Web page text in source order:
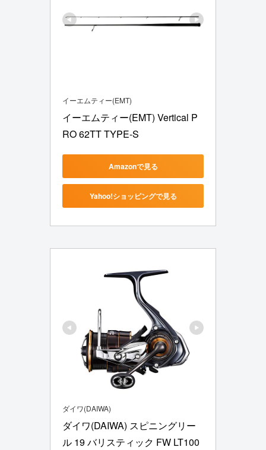
イーエムティー(EMT)
イーエムティー(EMT) Vertical P
RO 62TT TYPE-S
Amazonで見る
Yahoo!ショッピングで見る
ダイワ(DAIWA)
ダイワ(DAIWA) スピニングリー
ル 19 バリスティック FW LT100